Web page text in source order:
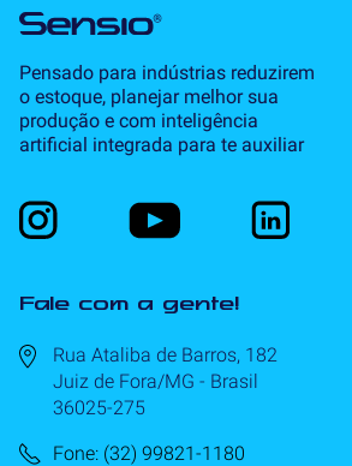
Pensado para indústrias reduzirem
o estoque, planejar melhor sua
produção e com inteligência
artificial integrada para te auxiliar
Fale com a gente!
Rua Ataliba de Barros, 182
Juiz de Fora/MG - Brasil
36025-275
Fone: (32) 99821-1180